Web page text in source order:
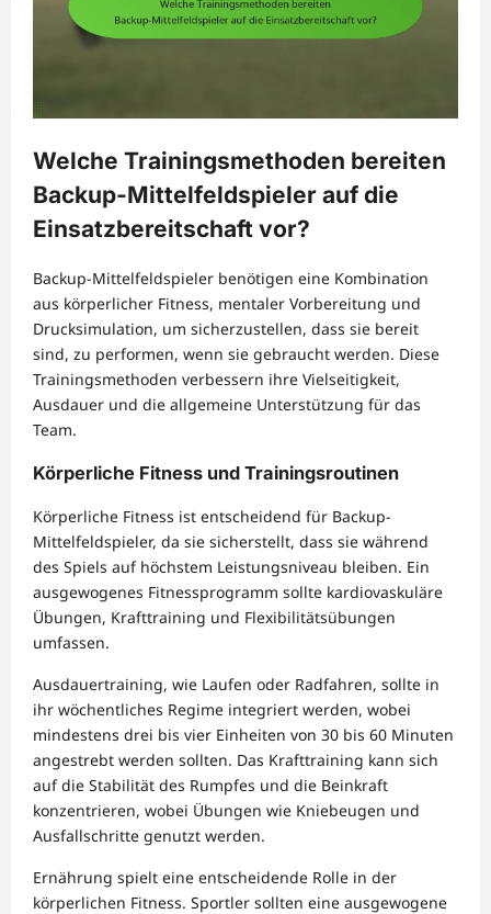
Welche Trainingsmethoden bereiten
Backup-Mittelfeldspieler auf die
Einsatzbereitschaft vor?
Backup-Mittelfeldspieler benötigen eine Kombination
aus körperlicher Fitness, mentaler Vorbereitung und
Drucksimulation, um sicherzustellen, dass sie bereit
sind, zu performen, wenn sie gebraucht werden. Diese
Trainingsmethoden verbessern ihre Vielseitigkeit,
Ausdauer und die allgemeine Unterstützung für das
Team.
Körperliche Fitness und Trainingsroutinen
Körperliche Fitness ist entscheidend für Backup-
Mittelfeldspieler, da sie sicherstellt, dass sie während
des Spiels auf höchstem Leistungsniveau bleiben. Ein
ausgewogenes Fitnessprogramm sollte kardiovaskuläre
Übungen, Krafttraining und Flexibilitätsübungen
umfassen.
Ausdauertraining, wie Laufen oder Radfahren, sollte in
ihr wöchentliches Regime integriert werden, wobei
mindestens drei bis vier Einheiten von 30 bis 60 Minuten
angestrebt werden sollten. Das Krafttraining kann sich
auf die Stabilität des Rumpfes und die Beinkraft
konzentrieren, wobei Übungen wie Kniebeugen und
Ausfallschritte genutzt werden.
Ernährung spielt eine entscheidende Rolle in der
körperlichen Fitness. Sportler sollten eine ausgewogene